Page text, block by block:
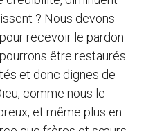
? Nous devons
recevoir le pardon
être restaurés
et donc dignes de
comme nous le
et même plus en